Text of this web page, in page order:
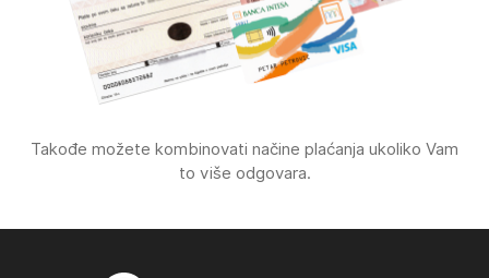
Takođe možete kombinovati načine plaćanja ukoliko Vam
to više odgovara.